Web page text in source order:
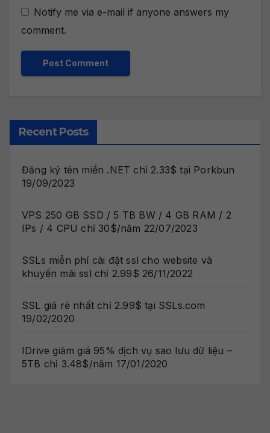
Notify me via e-mail if anyone answers my
comment.
Recent Posts
Đăng ký tên miền .NET chỉ 2.33$ tại Porkbun
19/09/2023
VPS 250 GB SSD / 5 TB BW / 4 GB RAM / 2
IPs / 4 CPU chỉ 30$/năm 22/07/2023
SSLs miễn phí cài đặt ssl cho website và
khuyến mãi ssl chỉ 2.99$ 26/11/2022
SSL giá rẻ nhất chỉ 2.99$ tại SSLs.com
19/02/2020
IDrive giảm giá 95% dịch vụ sao lưu dữ liệu –
5TB chỉ 3.48$/năm 17/01/2020